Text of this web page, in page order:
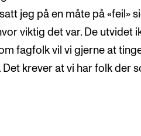
jeg på en måte på «feil»
viktig det var. De utvidet
fagfolk vil vi gjerne at
krever at vi har folk der